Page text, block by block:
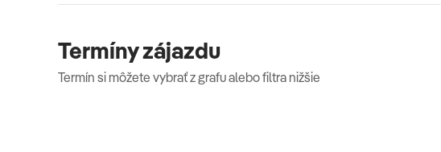
miestne a niektoré medzinárodné alkoholické a nealkoholické nápoje
Termíny zájazdu
Termín si môžete vybrať z grafu alebo filtra nižšie